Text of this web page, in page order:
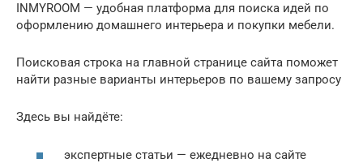
INMYROOM — удобная платформа для поиска идей по
оформлению домашнего интерьера и покупки мебели.
Поисковая строка на главной странице сайта поможет
найти разные варианты интерьеров по вашему запросу
Здесь вы найдёте:
экспертные статьи — ежедневно на сайте